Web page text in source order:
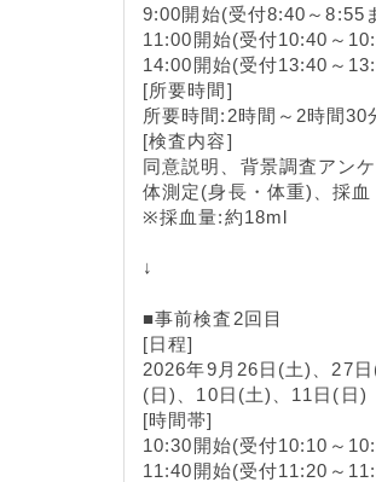
9:00開始(受付8:40～8:55
11:00開始(受付10:40～
14:00開始(受付13:40～
[所要時間]
所要時間:2時間～2時間30
[検査内容]
同意説明、背景調査アン
体測定(身長・体重)、採
※採血量:約18ml
↓
■事前検査2回目
[日程]
2026年9月26日(土)、27
(日)、10日(土)、11日(日)
[時間帯]
10:30開始(受付10:10～
11:40開始(受付11:20～